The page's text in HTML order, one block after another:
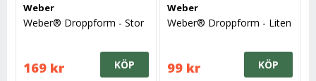
Weber
Weber® Droppform - Stor
169 kr KÖP
Weber
Weber® Droppform - Liten
99 kr KÖP